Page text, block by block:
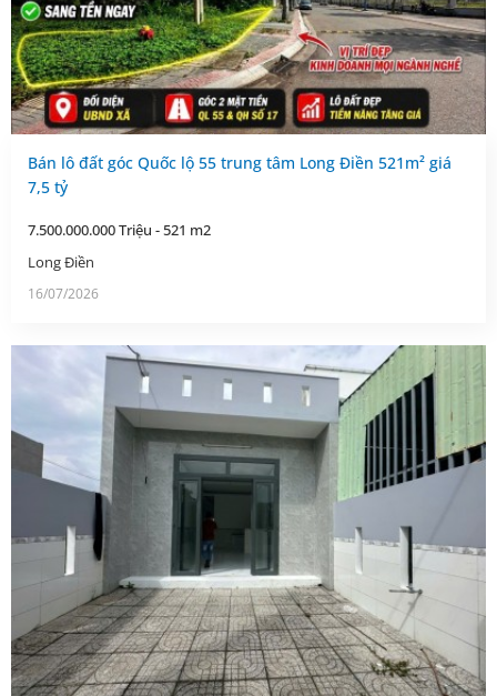
Bán lô đất góc Quốc lộ 55 trung tâm Long Điền 521m² giá
7,5 tỷ
7.500.000.000 Triệu - 521 m2
Long Điền
16/07/2026